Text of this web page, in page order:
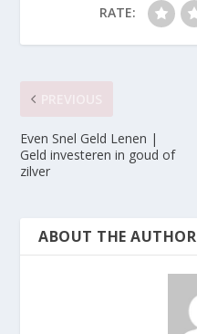
RATE:
Even Snel Geld Lenen |
Geld investeren in goud of
zilver
ABOUT THE AUTHOR